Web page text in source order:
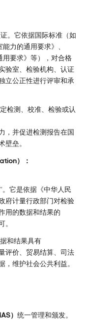
。它依据国际标准（如
力的通用要求》、
用要求》等），对合格
验室、检验机构、认证
立公正性进行评审和承
检测、校准、检验或认
，并促进检测报告在国
垒。
）：
。它是依据《中华人民
府计量行政部门对检验
用的数据和结果的
和结果具有
评价、贸易结算、司法
维护社会公共利益。
） 统一管理和颁发。